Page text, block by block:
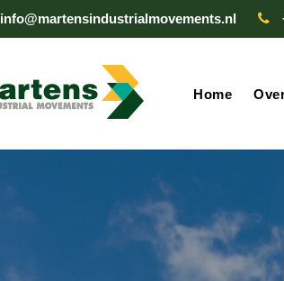
info@martensindustrialmovements.nl
Home